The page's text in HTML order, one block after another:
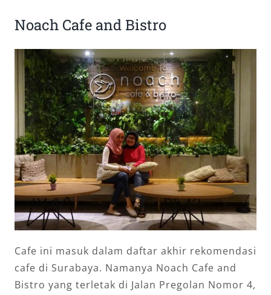
Noach Cafe and Bistro
Cafe ini masuk dalam daftar akhir rekomendasi
cafe di Surabaya. Namanya Noach Cafe and
Bistro yang terletak di Jalan Pregolan Nomor 4,